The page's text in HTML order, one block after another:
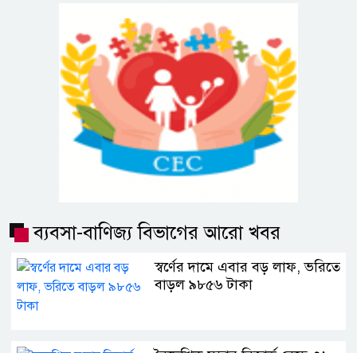
ব্যবসা-বাণিজ্য বিভাগের আরো খবর
স্বর্ণের দামে এবার বড় লাফ, ভরিতে
বাড়ল ৯৮৫৬ টাকা